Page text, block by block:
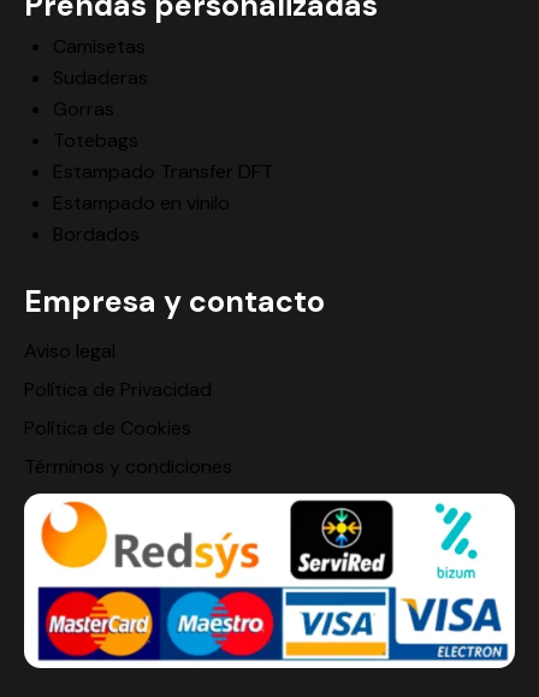
Camisetas
Sudaderas
Gorras
Totebags
Estampado Transfer DFT
Estampado en vinilo
Bordados
Empresa y contacto
Aviso legal
Política de Privacidad
Política de Cookies
Términos y condiciones